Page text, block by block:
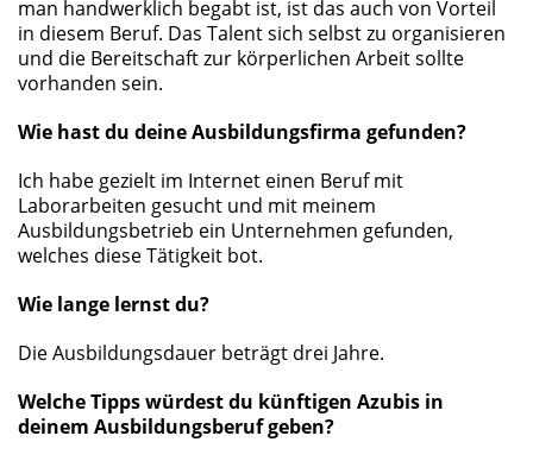
man handwerklich begabt ist, ist das auch von Vorteil
in diesem Beruf. Das Talent sich selbst zu organisieren
und die Bereitschaft zur körperlichen Arbeit sollte
vorhanden sein.
Wie hast du deine Ausbildungsfirma gefunden?
Ich habe gezielt im Internet einen Beruf mit
Laborarbeiten gesucht und mit meinem
Ausbildungsbetrieb ein Unternehmen gefunden,
welches diese Tätigkeit bot.
Wie lange lernst du?
Die Ausbildungsdauer beträgt drei Jahre.
Welche Tipps würdest du künftigen Azubis in
deinem Ausbildungsberuf geben?